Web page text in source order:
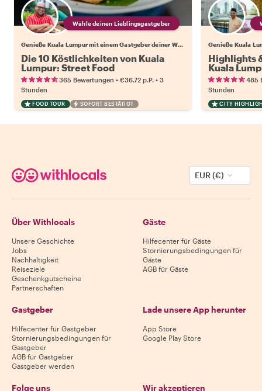
Wähle deinen Lieblingsgastgeber
Genieße Kuala Lumpur mit einem Gastgeber deiner Wahl
Die 10 Köstlichkeiten von Kuala
Lumpur: Street Food
365 Bewertungen • €36.72 p.P. • 3
Stunden
FOOD TOUR SOFORT BESTÄTIGT
Highlights
Kuala
485
Stunden
CITY
EUR (€)
Über Withlocals
Unsere Geschichte
Jobs
Nachhaltigkeit
Reiseziele
Geschenkgutscheine
Partnerschaften
Gäste
Hilfecenter für Gäste
Stornierungsbedingungen für
Gäste
AGB für Gäste
Gastgeber
Hilfecenter für Gastgeber
Stornierungsbedingungen für
Gastgeber
AGB für Gastgeber
Gastgeber werden
Lade unsere App herunter
App Store
Google Play Store
Folge uns Wir akzeptieren